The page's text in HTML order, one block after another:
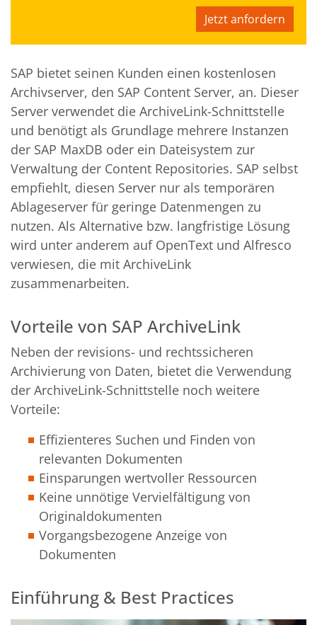
Jetzt anfordern
SAP bietet seinen Kunden einen kostenlosen
Archivserver, den SAP Content Server, an. Dieser
Server verwendet die ArchiveLink-Schnittstelle
und benötigt als Grundlage mehrere Instanzen
der SAP MaxDB oder ein Dateisystem zur
Verwaltung der Content Repositories. SAP selbst
empfiehlt, diesen Server nur als temporären
Ablageserver für geringe Datenmengen zu
nutzen. Als Alternative bzw. langfristige Lösung
wird unter anderem auf OpenText und Alfresco
verwiesen, die mit ArchiveLink
zusammenarbeiten.
Vorteile von SAP ArchiveLink
Neben der revisions- und rechtssicheren
Archivierung von Daten, bietet die Verwendung
der ArchiveLink-Schnittstelle noch weitere
Vorteile:
Effizienteres Suchen und Finden von
relevanten Dokumenten
Einsparungen wertvoller Ressourcen
Keine unnötige Vervielfältigung von
Originaldokumenten
Vorgangsbezogene Anzeige von
Dokumenten
Einführung & Best Practices